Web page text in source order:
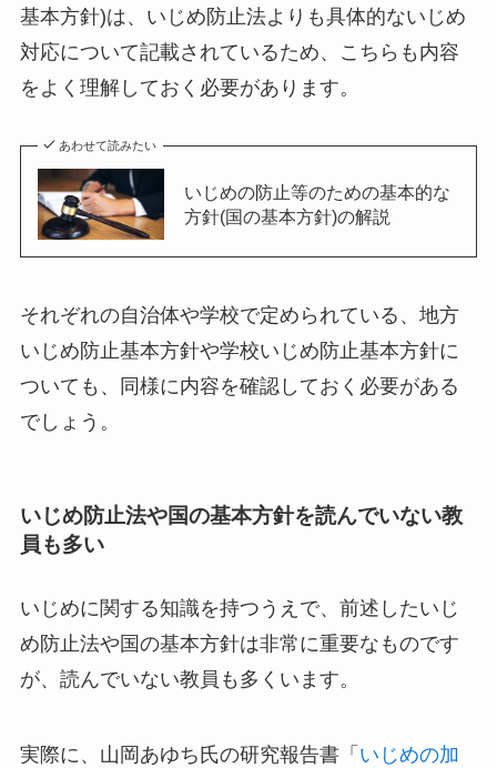
基本方針)は、いじめ防止法よりも具体的ないじめ
対応について記載されているため、こちらも内容
をよく理解しておく必要があります。
あわせて読みたい
いじめの防止等のための基本的な
方針(国の基本方針)の解説
それぞれの自治体や学校で定められている、地方
いじめ防止基本方針や学校いじめ防止基本方針に
ついても、同様に内容を確認しておく必要がある
でしょう。
いじめ防止法や国の基本方針を読んでいない教
員も多い
いじめに関する知識を持つうえで、前述したいじ
め防止法や国の基本方針は非常に重要なものです
が、読んでいない教員も多くいます。
実際に、山岡あゆち氏の研究報告書「 いじめの加